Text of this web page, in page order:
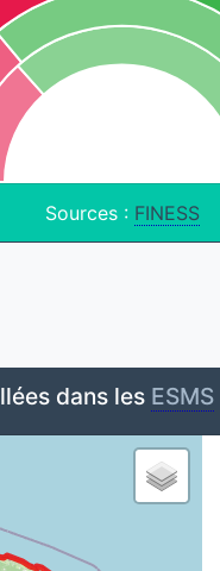
Sources : FINESS
dans les ESMS